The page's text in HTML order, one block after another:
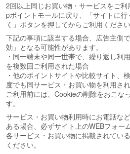
2回以上同じお買い物・サービスをご
pポイントモールに戻り、「サイトに
く」ボタンを押してからご利用ください
下記の事項に該当する場合、広告主側
効」となる可能性があります。
・同一端末や同一世帯で、繰り返し利
を複数回ご利用された場合
・他のポイントサイトや比較サイト、
度でも同サービス・お買い物を利用さ
ご利用前には、Cookieの削除をおこな
す。
サービス・お買い物利用時にお電話な
ある場合、必ずサイト上のWEBフォー
各サービス・お買い物に掲載されてい
ください。